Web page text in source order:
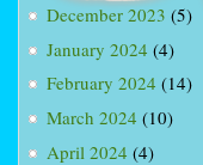
December 2023 (5)
January 2024 (4)
February 2024 (14)
March 2024 (10)
April 2024 (4)